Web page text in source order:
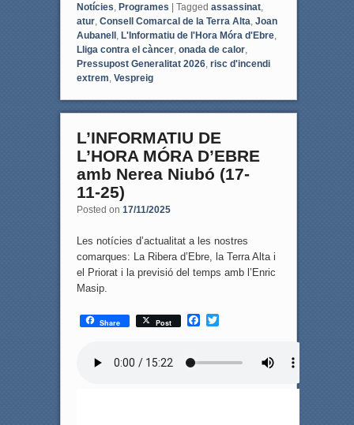
Notícies Programes | Tagged assassinat,
atur, Consell Comarcal de la Terra Alta Joan
Aubanell, L'Informatiu de l'Hora Móra d'Ebre,
Lliga contra el càncer, onada de calor,
Pressupost Generalitat 2026, risc d'incendi
extrem Vespreig
L’INFORMATIU DE
L’HORA MÓRA D’EBRE
amb Nerea Niubó (17-
11-25)
Posted on 17/11/2025
Les notícies d’actualitat a les nostres
comarques: La Ribera d’Ebre, la Terra Alta i
el Priorat i la previsió del temps amb l’Enric
Masip.
Share Post
F
T